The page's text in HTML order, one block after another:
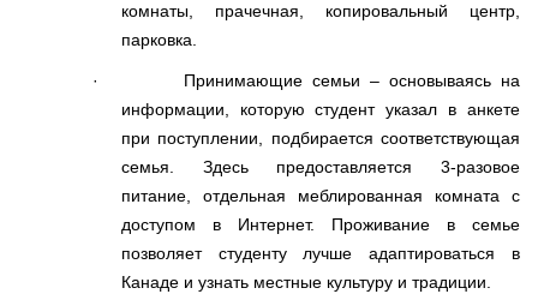
комнаты, прачечная, копировальный центр,
парковка.
·
Принимающие семьи – основываясь на
информации, которую студент указал в анкете
при поступлении, подбирается соответствующая
семья. Здесь предоставляется 3-разовое
питание, отдельная меблированная комната с
доступом в Интернет. Проживание в семье
позволяет студенту лучше адаптироваться в
Канаде и узнать местные культуру и традиции.